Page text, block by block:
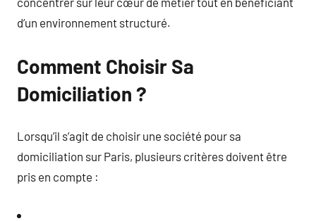
d’un environnement structuré.
Comment Choisir Sa
Domiciliation ?
Lorsqu’il s’agit de choisir une société pour sa
domiciliation sur Paris, plusieurs critères doivent être
pris en compte :